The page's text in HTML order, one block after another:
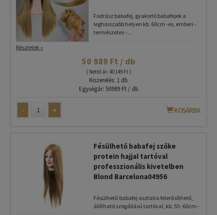
Fodrász babafej, gyakorló babafejek a
leghosszabb helyen kb. 60cm -es, emberi -
természetes -...
Részletek »
50 989 Ft / db
( Nettó ár: 40 149 Ft )
Kiszerelés: 1 db
Egységár: 50989 Ft / db
- + KOSÁRBA
Fésülhető babafej szőke
protein hajjal tartóval
professzionális kivetelben
Blond Barcelona04956
Fésülhető babafej asztalra felerősíthető,
állítható szögállású tartóval, kb. 55 -60cm -